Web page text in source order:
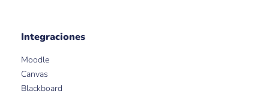
Integraciones
Moodle
Canvas
Blackboard